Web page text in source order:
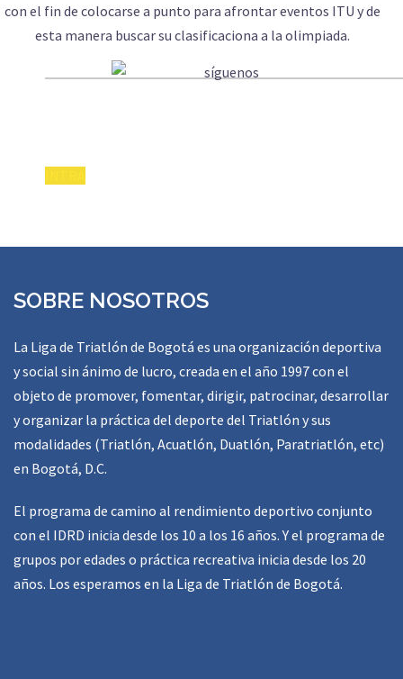
con el fin de colocarse a punto para afrontar eventos ITU y de
esta manera buscar su clasificaciona a la olimpiada.
SOBRE NOSOTROS
La Liga de Triatlón de Bogotá es una organización deportiva
y social sin ánimo de lucro, creada en el año 1997 con el
objeto de promover, fomentar, dirigir, patrocinar, desarrollar
y organizar la práctica del deporte del Triatlón y sus
modalidades (Triatlón, Acuatlón, Duatlón, Paratriatlón, etc)
en Bogotá, D.C.
El programa de camino al rendimiento deportivo conjunto
con el IDRD inicia desde los 10 a los 16 años. Y el programa de
grupos por edades o práctica recreativa inicia desde los 20
años. Los esperamos en la Liga de Triatlón de Bogotá.